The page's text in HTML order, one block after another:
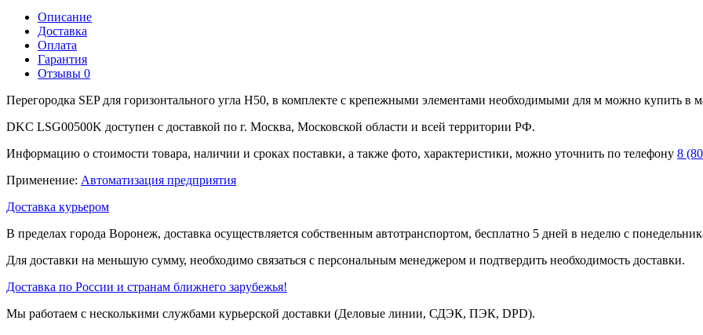
Описание
Доставка
Оплата
Гарантия
Отзывы 0
Перегородка SEP для горизонтального угла H50, в комплекте с крепежными элементами необходимыми для м можно купить
DKC LSG00500K доступен с доставкой по г. Москва, Московской области и всей территории РФ.
Информацию о стоимости товара, наличии и сроках поставки, а также фото, характеристики, можно уточнить по телефону 8
Применение: Автоматизация предприятия
Доставка курьером
В пределах города Воронеж, доставка осуществляется собственным автотранспортом, бесплатно 5 дней в неделю с
Для доставки на меньшую сумму, необходимо связаться с персональным менеджером и подтвердить необходимость доставки.
Доставка по России и странам ближнего зарубежья!
Мы работаем с несколькими службами курьерской доставки (Деловые линии, СДЭК, ПЭК, DPD).